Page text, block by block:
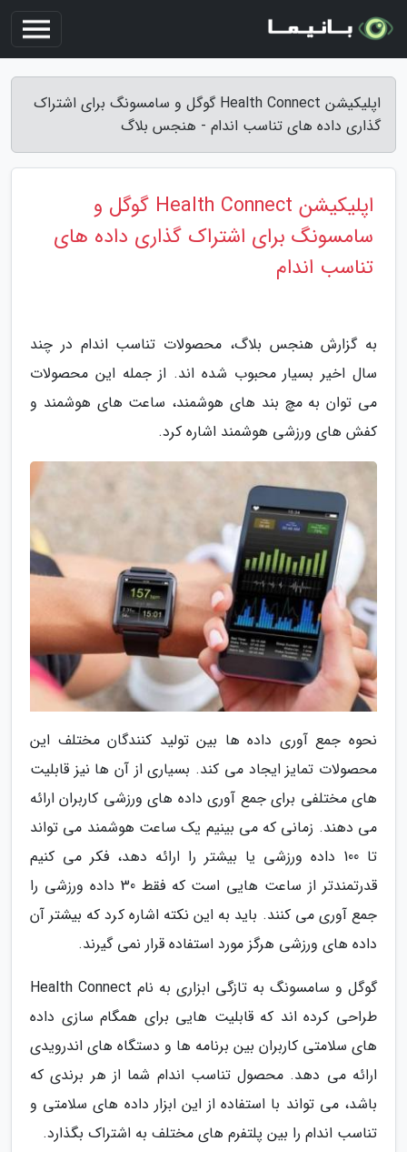
اپلیکیشن Health Connect گوگل و سامسونگ برای اشتراک
گذاری داده های تناسب اندام - هنجس بلاگ
اپلیکیشن Health Connect گوگل و
سامسونگ برای اشتراک گذاری داده های
تناسب اندام
به گزارش هنجس بلاگ، محصولات تناسب اندام در چند
سال اخیر بسیار محبوب شده اند. از جمله این محصولات
می توان به مچ بند های هوشمند، ساعت های هوشمند و
کفش های ورزشی هوشمند اشاره کرد.
نحوه جمع آوری داده ها بین تولید کنندگان مختلف این
محصولات تمایز ایجاد می کند. بسیاری از آن ها نیز قابلیت
های مختلفی برای جمع آوری داده های ورزشی کاربران ارائه
می دهند. زمانی که می بینیم یک ساعت هوشمند می تواند
تا 100 داده ورزشی یا بیشتر را ارائه دهد، فکر می کنیم
قدرتمندتر از ساعت هایی است که فقط 30 داده ورزشی را
جمع آوری می کنند. باید به این نکته اشاره کرد که بیشتر آن
داده های ورزشی هرگز مورد استفاده قرار نمی گیرند.
گوگل و سامسونگ به تازگی ابزاری به نام Health Connect
طراحی کرده اند که قابلیت هایی برای همگام سازی داده
های سلامتی کاربران بین برنامه ها و دستگاه های اندرویدی
ارائه می دهد. محصول تناسب اندام شما از هر برندی که
باشد، می تواند با استفاده از این ابزار داده های سلامتی و
تناسب اندام را بین پلتفرم های مختلف به اشتراک بگذارد.